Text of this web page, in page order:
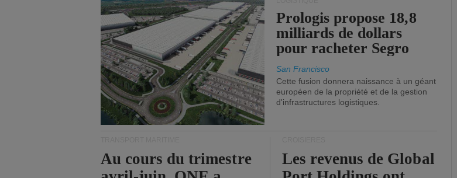
Prologis propose 18,8
milliards de dollars
pour racheter Segro
San Francisco
Cette fusion donnera naissance à un géant
européen de la propriété et de la gestion
d'infrastructures logistiques.
Au cours du trimestre
Les revenus de Global